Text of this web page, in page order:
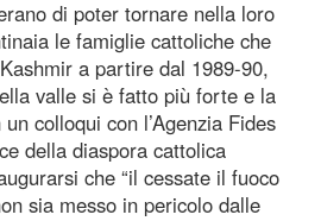
di poter tornare nella loro
le famiglie cattoliche che
a partire dal 1989-90,
valle si è fatto più forte e la
colloqui con l’Agenzia Fides
della diaspora cattolica
che “il cessate il fuoco
sia messo in pericolo dalle